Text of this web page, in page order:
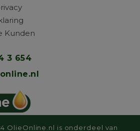
Kunden
3 654
OlieOnline.nl is onderdeel van